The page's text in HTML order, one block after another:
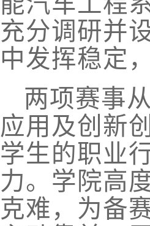
充分调研并
中发挥稳定
两项赛事
应用及创新
学生的职业
力。学院高
克难，为备